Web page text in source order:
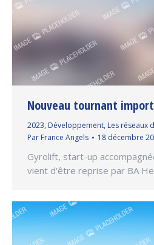
Nouveau tournant
2023, Développement, Les réseaux
Par France Angels 18 décembre
Gyrolift, start-up
vient d’être reprise par BA